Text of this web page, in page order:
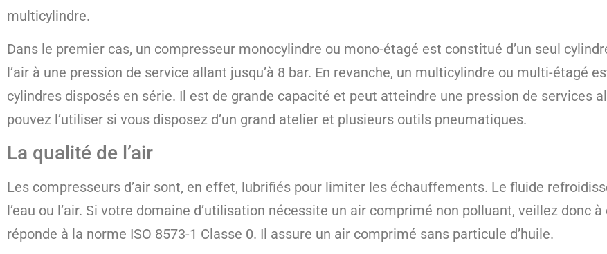
multicylindre.
Dans le premier cas, un compresseur monocylindre ou mono-étagé est constitué d’un seul
l’air à une pression de service allant jusqu’à 8 bar. En revanche, un multicylindre ou multi-étagé
cylindres disposés en série. Il est de grande capacité et peut atteindre une pression de services
pouvez l’utiliser si vous disposez d’un grand atelier et plusieurs outils pneumatiques.
La qualité de l’air
Les compresseurs d’air sont, en effet, lubrifiés pour limiter les échauffements. Le fluide
l’eau ou l’air. Si votre domaine d’utilisation nécessite un air comprimé non polluant, veillez donc
réponde à la norme ISO 8573-1 Classe 0. Il assure un air comprimé sans particule d’huile.